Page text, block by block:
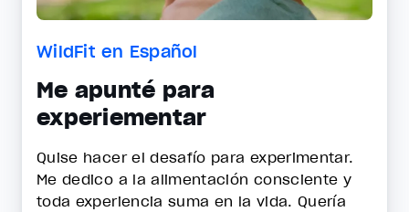
WildFit en Español
Me apunté para
experiementar
Quise hacer el desafío para experimentar.
Me dedico a la alimentación consciente y
toda experiencia suma en la vida. Quería